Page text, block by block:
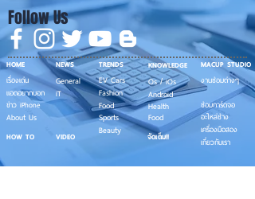
Follow Us
TRENDS
EV Cars
Fashion
Food
Sports
Beauty
KNOWLEDGE
Os / iOs
Android
Health
Food
MACUP STUDIO
งานซ่อมต่างๆ
ซ่อมการ์ดจอ
อะไหล่ช่าง
เครื่องมือสอง
เกี่ยวกับเรา
NEWS
General
iT
HOME
เรื่องเด่น
แอดอยากบอก
About Us
ข่าว iPhone
จัดเต็ม!!
HOW TO VIDEO